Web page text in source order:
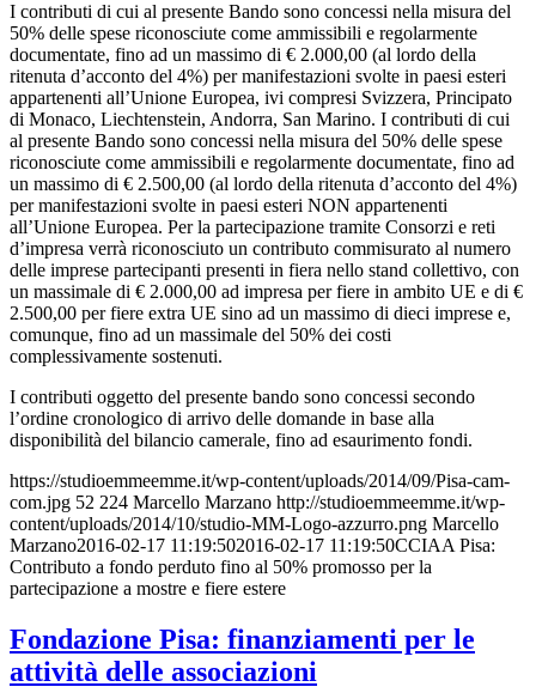
I contributi di cui al presente Bando sono concessi nella misura del
50% delle spese riconosciute come ammissibili e regolarmente
documentate, fino ad un massimo di € 2.000,00 (al lordo della
ritenuta d’acconto del 4%) per manifestazioni svolte in paesi esteri
appartenenti all’Unione Europea, ivi compresi Svizzera, Principato
di Monaco, Liechtenstein, Andorra, San Marino. I contributi di cui
al presente Bando sono concessi nella misura del 50% delle spese
riconosciute come ammissibili e regolarmente documentate, fino ad
un massimo di € 2.500,00 (al lordo della ritenuta d’acconto del 4%)
per manifestazioni svolte in paesi esteri NON appartenenti
all’Unione Europea. Per la partecipazione tramite Consorzi e reti
d’impresa verrà riconosciuto un contributo commisurato al numero
delle imprese partecipanti presenti in fiera nello stand collettivo, con
un massimale di € 2.000,00 ad impresa per fiere in ambito UE e di €
2.500,00 per fiere extra UE sino ad un massimo di dieci imprese e,
comunque, fino ad un massimale del 50% dei costi
complessivamente sostenuti.
I contributi oggetto del presente bando sono concessi secondo
l’ordine cronologico di arrivo delle domande in base alla
disponibilità del bilancio camerale, fino ad esaurimento fondi.
https://studioemmeemme.it/wp-content/uploads/2014/09/Pisa-cam-
com.jpg 52 224 Marcello Marzano http://studioemmeemme.it/wp-
content/uploads/2014/10/studio-MM-Logo-azzurro.png Marcello
Marzano2016-02-17 11:19:502016-02-17 11:19:50CCIAA Pisa:
Contributo a fondo perduto fino al 50% promosso per la
partecipazione a mostre e fiere estere
Fondazione Pisa: finanziamenti per le
attività delle associazioni